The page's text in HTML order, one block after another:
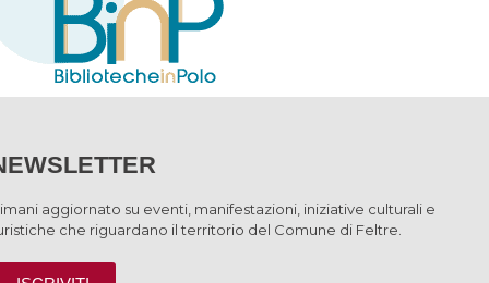
aggiornato su eventi, manifestazioni, iniziative culturali e
che riguardano il territorio del Comune di Feltre.